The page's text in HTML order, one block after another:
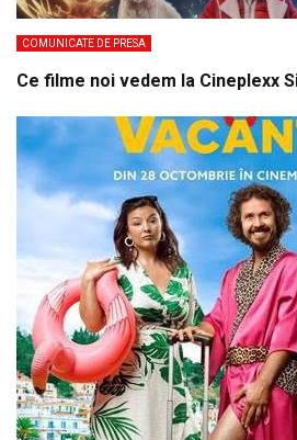
COMUNICATE DE PRESA
Ce filme noi vedem la Cineplexx